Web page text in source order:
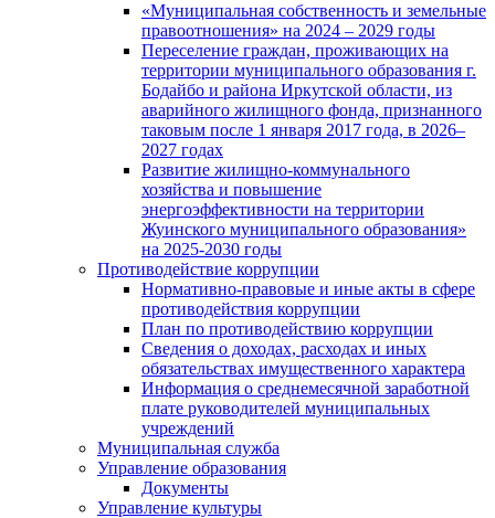
«Муниципальная собственность и земельные
правоотношения» на 2024 – 2029 годы
Переселение граждан, проживающих на
территории муниципального образования г.
Бодайбо и района Иркутской области, из
аварийного жилищного фонда, признанного
таковым после 1 января 2017 года, в 2026–
2027 годах
Развитие жилищно-коммунального
хозяйства и повышение
энергоэффективности на территории
Жуинского муниципального образования»
на 2025-2030 годы
Противодействие коррупции
Нормативно-правовые и иные акты в сфере
противодействия коррупции
План по противодействию коррупции
Сведения о доходах, расходах и иных
обязательствах имущественного характера
Информация о среднемесячной заработной
плате руководителей муниципальных
учреждений
Муниципальная служба
Управление образования
Документы
Управление культуры